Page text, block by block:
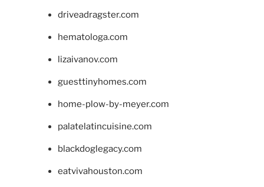
driveadragster.com
hematologa.com
lizaivanov.com
guesttinyhomes.com
home-plow-by-meyer.com
palatelatincuisine.com
blackdoglegacy.com
eatvivahouston.com